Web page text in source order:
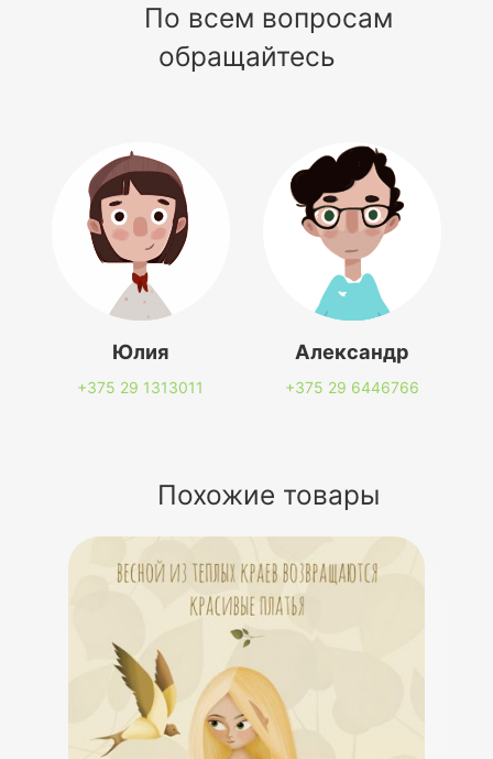
По всем вопросам
обращайтесь
Юлия
+375 29 1313011
Александр
+375 29 6446766
Похожие товары